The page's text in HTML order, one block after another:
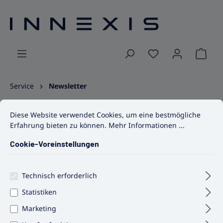
Service Newsletter
Service
Informationen
Abonnieren Sie jetzt einfach unseren regelmäßig
Cookie-Voreinstellungen
Diese Website verwendet Cookies, um eine bestmögliche
Diese Website verwendet Cookies, um eine bestmögliche
Erfahrung bieten zu können. Mehr Informationen ...
Cookie-Voreinstellungen
Technisch erforderlich
Statistiken
Marketing